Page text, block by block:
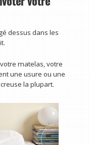
dessus dans les
matelas, votre
une usure ou une
la plupart.